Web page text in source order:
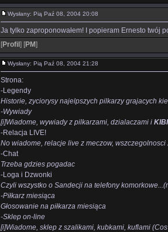
Wysłany: Pią Paź 08, 2004 20:08
Ja tylko zaproponowałem! I popieram Ernesto twój
[Profil ] [PM]
Wysłany: Pią Paź 08, 2004 21:28
Strona:
-Legendy
Historie, zyciorysy najelpszych pilkarzy grajacych
-Wywiady
[i]Wiadome, wywiady z pilkarzami, dzialaczami i
-Relacja LIVE!
No wiadome, relacje live z meczow, wszczegolnosci
-Chat
Trzeba gdzies pogadac
-Loga i Dzwonki
Czyli wszystko o Sandecji na telefony
-Piłkarz miesiąca
Głosowanie na piłkarza miesiąca
-Sklep on-line
[i]Wiadome, sklep z szalikami, kubkami, kuflami